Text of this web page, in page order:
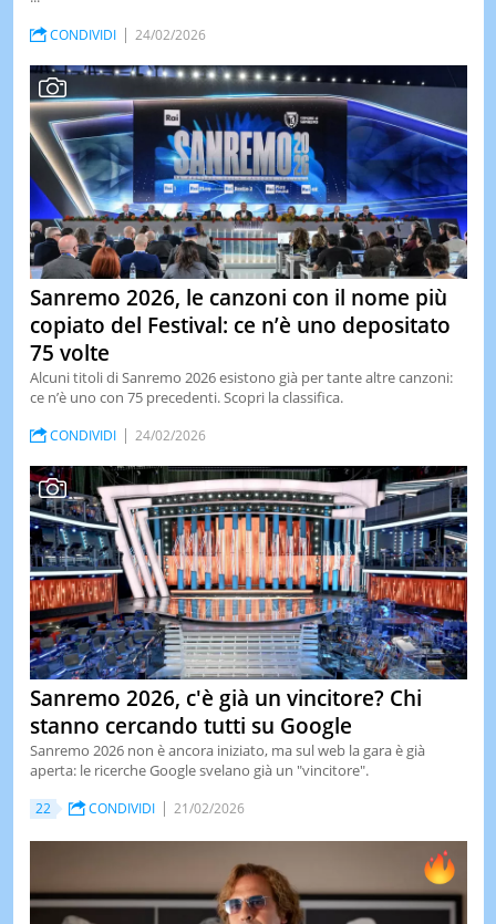
CONDIVIDI 24/02/2026
Sanremo 2026, le canzoni con il nome più
copiato del Festival: ce n’è uno depositato
75 volte
Alcuni titoli di Sanremo 2026 esistono già per tante altre canzoni:
ce n’è uno con 75 precedenti. Scopri la classifica.
CONDIVIDI 24/02/2026
Sanremo 2026, c'è già un vincitore? Chi
stanno cercando tutti su Google
Sanremo 2026 non è ancora iniziato, ma sul web la gara è già
aperta: le ricerche Google svelano già un "vincitore".
22 CONDIVIDI 21/02/2026